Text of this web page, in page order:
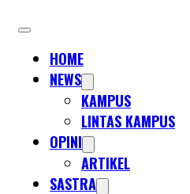
HOME
NEWS
KAMPUS
LINTAS KAMPUS
OPINI
ARTIKEL
SASTRA